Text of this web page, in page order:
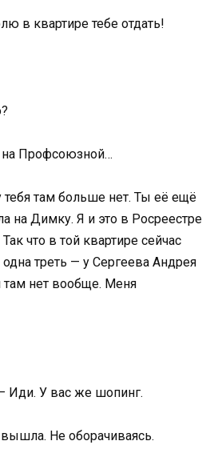
в квартире тебе отдать!
на Профсоюзной…
там больше нет. Ты её ещё
на Димку. Я и это в Росреестре
что в той квартире сейчас
треть — у Сергеева Андрея
там нет вообще. Меня
Иди. У вас же шопинг.
Не оборачиваясь.